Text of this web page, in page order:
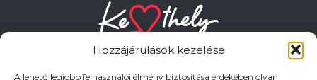
Hozzájárulások kezelése
A lehető legjobb felhasználói élmény biztosítása érdekében olyan